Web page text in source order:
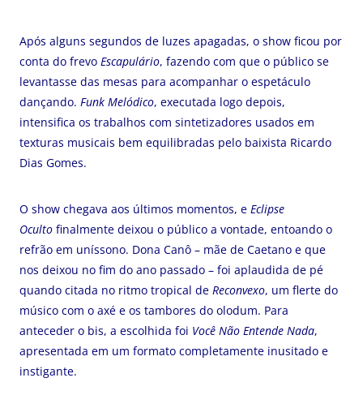
Após alguns segundos de luzes apagadas, o show ficou por
conta do frevo Escapulário, fazendo com que o público se
levantasse das mesas para acompanhar o espetáculo
dançando. Funk Melódico, executada logo depois,
intensifica os trabalhos com sintetizadores usados em
texturas musicais bem equilibradas pelo baixista Ricardo
Dias Gomes.
O show chegava aos últimos momentos, e Eclipse
Oculto finalmente deixou o público a vontade, entoando o
refrão em uníssono. Dona Canô – mãe de Caetano e que
nos deixou no fim do ano passado – foi aplaudida de pé
quando citada no ritmo tropical de Reconvexo, um flerte do
músico com o axé e os tambores do olodum. Para
anteceder o bis, a escolhida foi Você Não Entende Nada,
apresentada em um formato completamente inusitado e
instigante.